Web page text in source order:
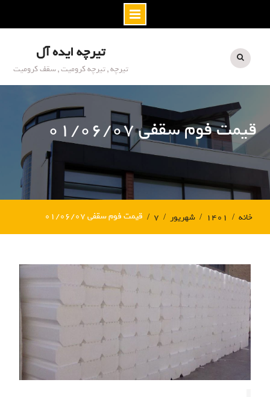
c
t
e
n
تیرچه ایده آل
تیرچه , تیرچه کرومیت , سقف کرومیت
قیمت فوم سقفی ۰۱/۰۶/۰۷
خانه ۱۴۰۱ شهریور ۷ قیمت فوم سقفی ۰۱/۰۶/۰۷